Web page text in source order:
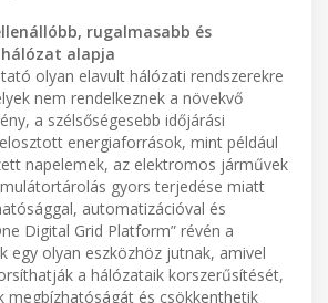
rugalmasabb és
alapja
olyan elavult hálózati rendszerekre
nem rendelkeznek a növekvő
a szélsőségesebb időjárási
energiaforrások, mint például
napelemek, az elektromos járművek
gyors terjedése miatt
automatizációval és
Digital Grid Platform” révén a
egy olyan eszközhöz jutnak, amivel
a hálózataik korszerűsítését,
megbízhatóságát és csökkenthetik